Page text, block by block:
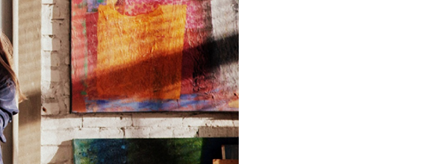
отношения
рукоделие
Мода и стиль
Бизнес
Хобби и развлечения
Финансы
Юриспруденция
Природа
Образование